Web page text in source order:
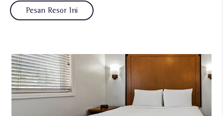
Pesan Resor Ini